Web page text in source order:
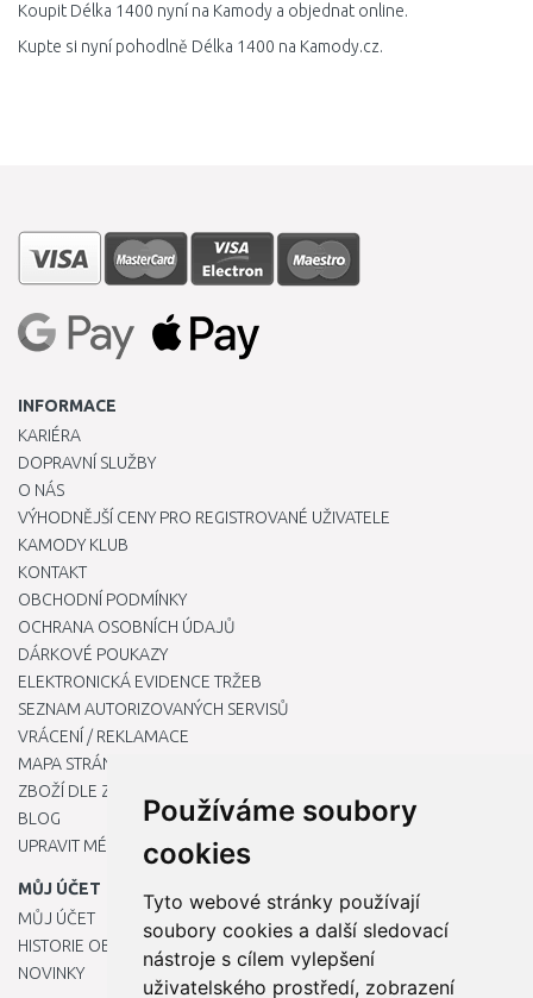
Používáme soubory
cookies
Tyto webové stránky používají
soubory cookies a další sledovací
nástroje s cílem vylepšení
uživatelského prostředí, zobrazení
Koupit Délka 1400 nyní na Kamody a objednat online.
Kupte si nyní pohodlně Délka 1400 na Kamody.cz.
INFORMACE
KARIÉRA
DOPRAVNÍ SLUŽBY
O NÁS
VÝHODNĚJŠÍ CENY PRO REGISTROVANÉ UŽIVATELE
KAMODY KLUB
KONTAKT
OBCHODNÍ PODMÍNKY
OCHRANA OSOBNÍCH ÚDAJŮ
DÁRKOVÉ POUKAZY
ELEKTRONICKÁ EVIDENCE TRŽEB
SEZNAM AUTORIZOVANÝCH SERVISŮ
VRÁCENÍ / REKLAMACE
MAPA STRÁNKY
ZBOŽÍ DLE ZNAČEK
BLOG
UPRAVIT MÉ PŘEDVOLBY COOKIES
MŮJ ÚČET
MŮJ ÚČET
HISTORIE OBJEDNÁVEK
NOVINKY